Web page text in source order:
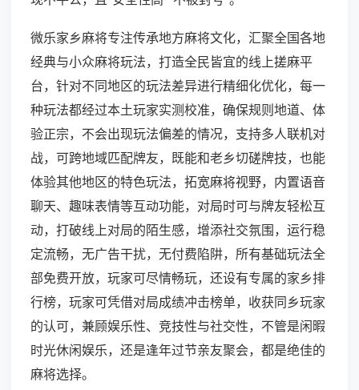
微乐家乡麻将专注传承地方麻将文化，汇聚全国各地
经典与小众麻将玩法，打造全民皆宜的线上搓麻平
台，针对不同地区的玩法差异进行精细化优化，每一
种玩法都经过本土玩家实测校准，确保规则地道、体
验正宗，不会出现玩法偏差的情况，支持多人联机对
战，可跨地域匹配牌友，既能和老乡切磋牌技，也能
体验其他地区的特色玩法，拓宽麻将视野，内置语音
聊天、趣味表情等互动功能，对局时可与牌友轻松互
动，打破线上对局的陌生感，增添社交氛围，运行稳
定流畅，无广告干扰，无付费陷阱，所有基础玩法全
部免费开放，玩家可尽情畅玩，还设有专属的家乡排
行榜，玩家可凭借对局成绩冲击榜单，收获同乡玩家
的认可，兼顾娱乐性、竞技性与社交性，不管是闲暇
时光休闲娱乐，还是逢年过节亲友聚会，都是绝佳的
麻将选择。